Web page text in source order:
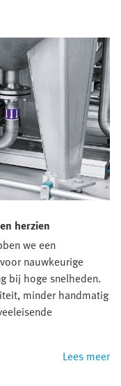
herzien
we een
nauwkeurige
bij hoge snelheden.
minder handmatig
Lees meer